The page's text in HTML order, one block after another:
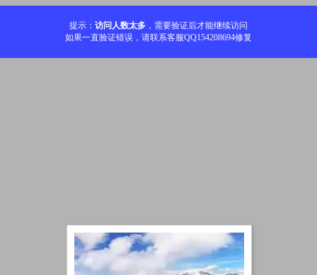
提示： 访问人数太多 ，需要验证后才能继续访问
如果一直验证错误，请联系客服QQ154208694修复